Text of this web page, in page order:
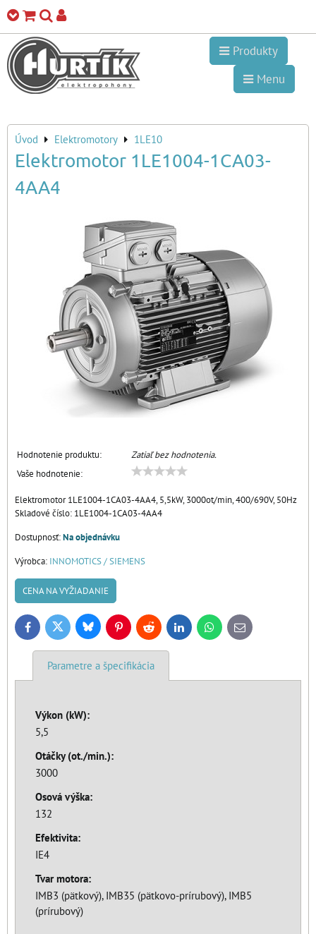
Produkty
Menu
Úvod Elektromotory 1LE10
Elektromotor 1LE1004-1CA03-
4AA4
Hodnotenie produktu:
Zatiaľ bez hodnotenia.
Vaše hodnotenie:
Elektromotor 1LE1004-1CA03-4AA4, 5,5kW, 3000ot/min, 400/690V, 50Hz
Skladové číslo: 1LE1004-1CA03-4AA4
Dostupnosť:Na objednávku
Výrobca: INNOMOTICS / SIEMENS
CENA NA VYŽIADANIE
FacebookTwitter BlueskyPinterestReddit LinkedInWhatsApp
E-
mail
Parametre a špecifikácia
Výkon (kW):
5,5
Otáčky (ot./min.):
3000
Osová výška:
132
Efektivita:
IE4
Tvar motora:
IMB3 (pätkový), IMB35 (pätkovo-prírubový), IMB5
(prírubový)